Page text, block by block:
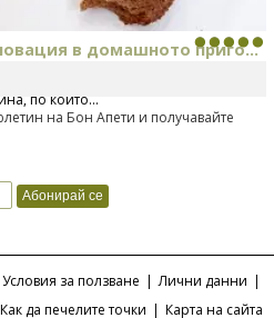
в домашното приго...
предлагането на изцяло нов
по който...
на Бон Апети и получавайте
Условия за ползване | Лични данни |
Как да печелите точки | Карта на сайта